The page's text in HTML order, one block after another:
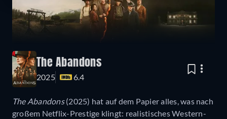
The Abandons
2025 6.4
The Abandons(2025) hat auf dem Papier alles, was nach
großem Netflix-Prestige klingt: realistisches Western-